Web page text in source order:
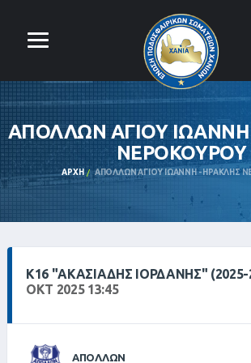
ΑΠΟΛΛΩΝ ΑΓΙΟΥ
ΝΕΡΟΚΟΥΡΟΥ
ΑΡΧΉ ΑΠΟΛΛΩΝ ΑΓΙΟΥ ΙΩΑΝΝΗ - ΗΡΑΚΛΗΣ
Κ16 "ΑΚΑΣΙΆΔΗΣ ΙΟΡΔΆΝΗΣ" (2025-
ΟΚΤ 2025 13:45
ΑΠΟΛΛΩΝ